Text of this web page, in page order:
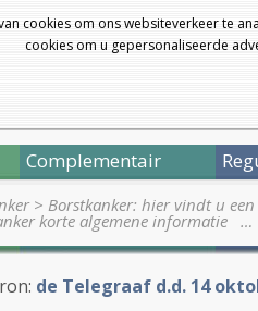
cookies om ons websiteverkeer te
cookies om u gepersonaliseerde
Complementair
> Borstkanker: hier vindt u
korte algemene informatie …
de Telegraaf d.d. 14